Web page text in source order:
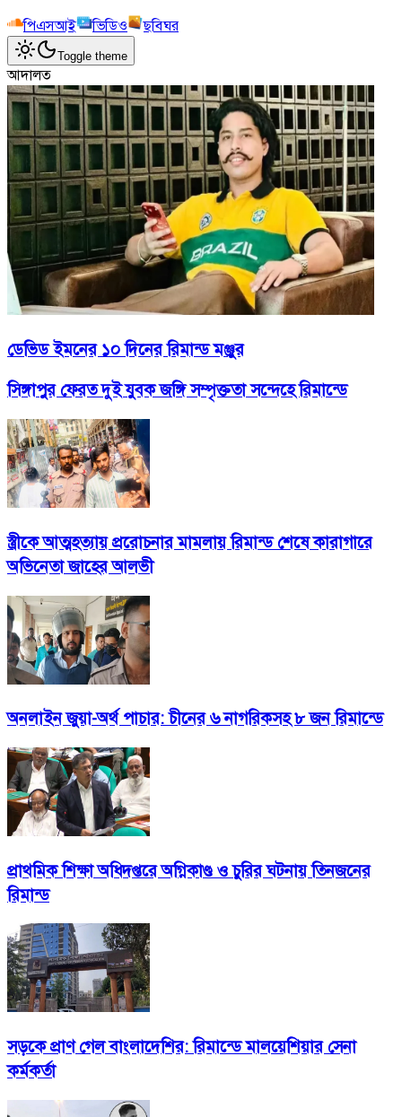
পিএসআই
ভিডিও ছবিঘর
Toggle theme
আদালত
ডেভিড ইমনের ১০ দিনের রিমান্ড মঞ্জুর
সিঙ্গাপুর ফেরত দুই যুবক জঙ্গি সম্পৃক্ততা সন্দেহে রিমান্ডে
স্ত্রীকে আত্মহত্যায় প্ররোচনার মামলায় রিমান্ড শেষে কারাগারে
অভিনেতা জাহের আলভী
অনলাইন জুয়া-অর্থ পাচার: চীনের ৬ নাগরিকসহ ৮ জন রিমান্ডে
প্রাথমিক শিক্ষা অধিদপ্তরে অগ্নিকাণ্ড ও চুরির ঘটনায় তিনজনের
রিমান্ড
সড়কে প্রাণ গেল বাংলাদেশির: রিমান্ডে মালয়েশিয়ার সেনা
কর্মকর্তা